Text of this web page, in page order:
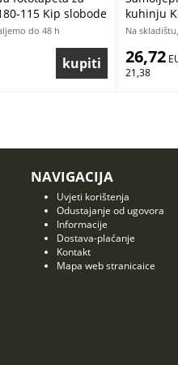
115 Kip slobode
do 48 h
kuhinju
Na
26,72
21,38
NAVIGACIJA
Uvjeti korištenja
Odustajanje od ugovora
Informacije
Dostava-plaćanje
Kontakt
Mapa web stranicaice